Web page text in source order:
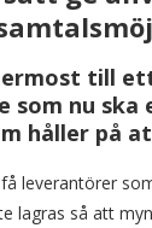
till
som nu ska
håller på
leverantörer
lagras så att